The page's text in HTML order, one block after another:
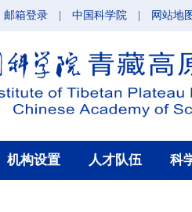
邮箱登录 中国科学院 网站地
机构设置 人才队伍 科